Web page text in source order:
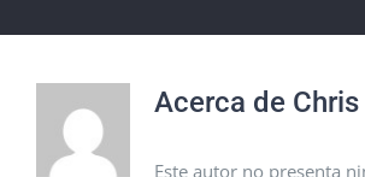
Acerca de
Este autor no presenta